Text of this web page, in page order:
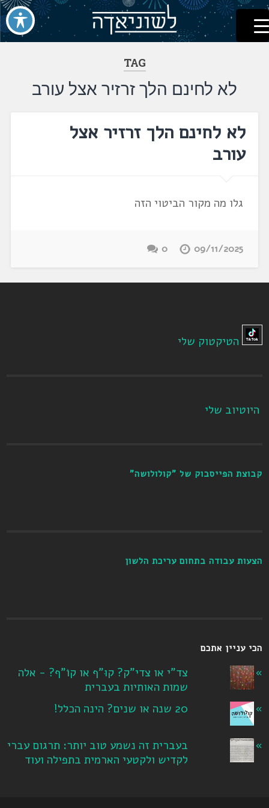
דלג
לתוכן
לשוניאדה
עברית. לשון. שפה
TAG
לא לחינם הלך זרזיר אצל עורב
לא לחינם הלך זרזיר אצל
עורב
גלו מה מקור הביטוי הזה
09/11/2025
0
הטיקטוק שלי
היוטיוב שלי
קבוצת הפייסבוק של "קולולושה"
הצעות עבודה בתחום עריכת הלשון
הכי עניין אתכם
צד"י או צדי"ק? קוּ"ף או קוֹ"ף? - אלה
שמות האותיות בעברית
20 שנה או שנים? הינה הכלל!
בעברית זה נשמע טוב יותר: תרגום עברי
לקדיש ולקטעי הארמית בתפילה ועוד